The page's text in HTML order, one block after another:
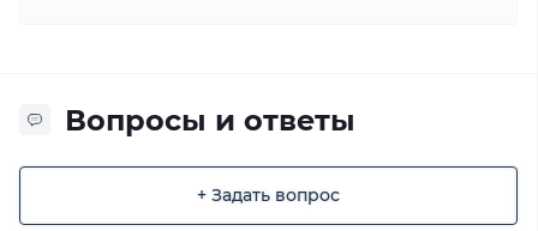
Вопросы и ответы
+ Задать вопрос